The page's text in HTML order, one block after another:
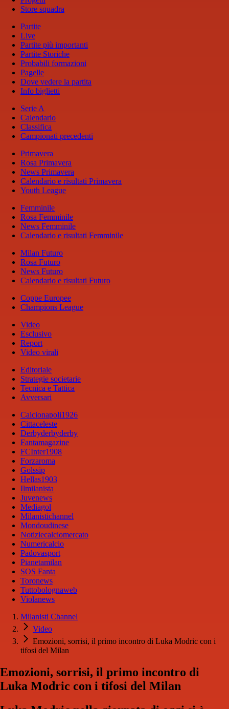
Store squadra
Partite
Live
Partite più importanti
Partite Storiche
Probabili formazioni
Pagelle
Dove vedere la partita
Info biglietti
Serie A
Calendario
Classifica
Campionati precedenti
Primavera
Rosa Primavera
News Primavera
Calendario e risultati Primavera
Youth League
Femminile
Rosa Femminile
News Femminile
Calendario e risultati Femminile
Milan Futuro
Rosa Futuro
News Futuro
Calendario e risultati Futuro
Coppe Europee
Champions League
Video
Esclusivo
Report
Video virali
Editoriale
Strategie societarie
Tecnica e Tattica
Avversari
Calcionapoli1926
Cittaceleste
Derbyderbyderby
Fantamagazine
FCInter1908
Forzaroma
Golssip
Hellas1903
Ilmilanista
Juvenews
Mediagol
Milanistichannel
Mondoudinese
Notiziecalciomercato
Numericalcio
Padovasport
Pianetamilan
SOS Fanta
Toronews
Tuttobolognaweb
Violanews
Milanisti Channel
Video
Emozioni, sorrisi, il primo incontro di Luka Modric con i
tifosi del Milan
Emozioni, sorrisi, il primo incontro di
Luka Modric con i tifosi del Milan